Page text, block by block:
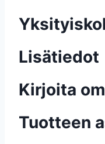
Lisätiedot
Kirjoita
Tuotteen